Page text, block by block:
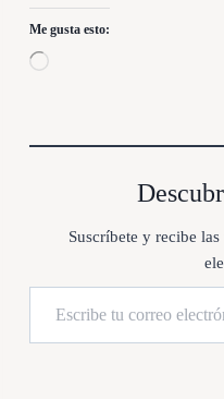
Me gusta esto:
C
a
Suscríbete y recibe
Escribe tu correo electrónico…